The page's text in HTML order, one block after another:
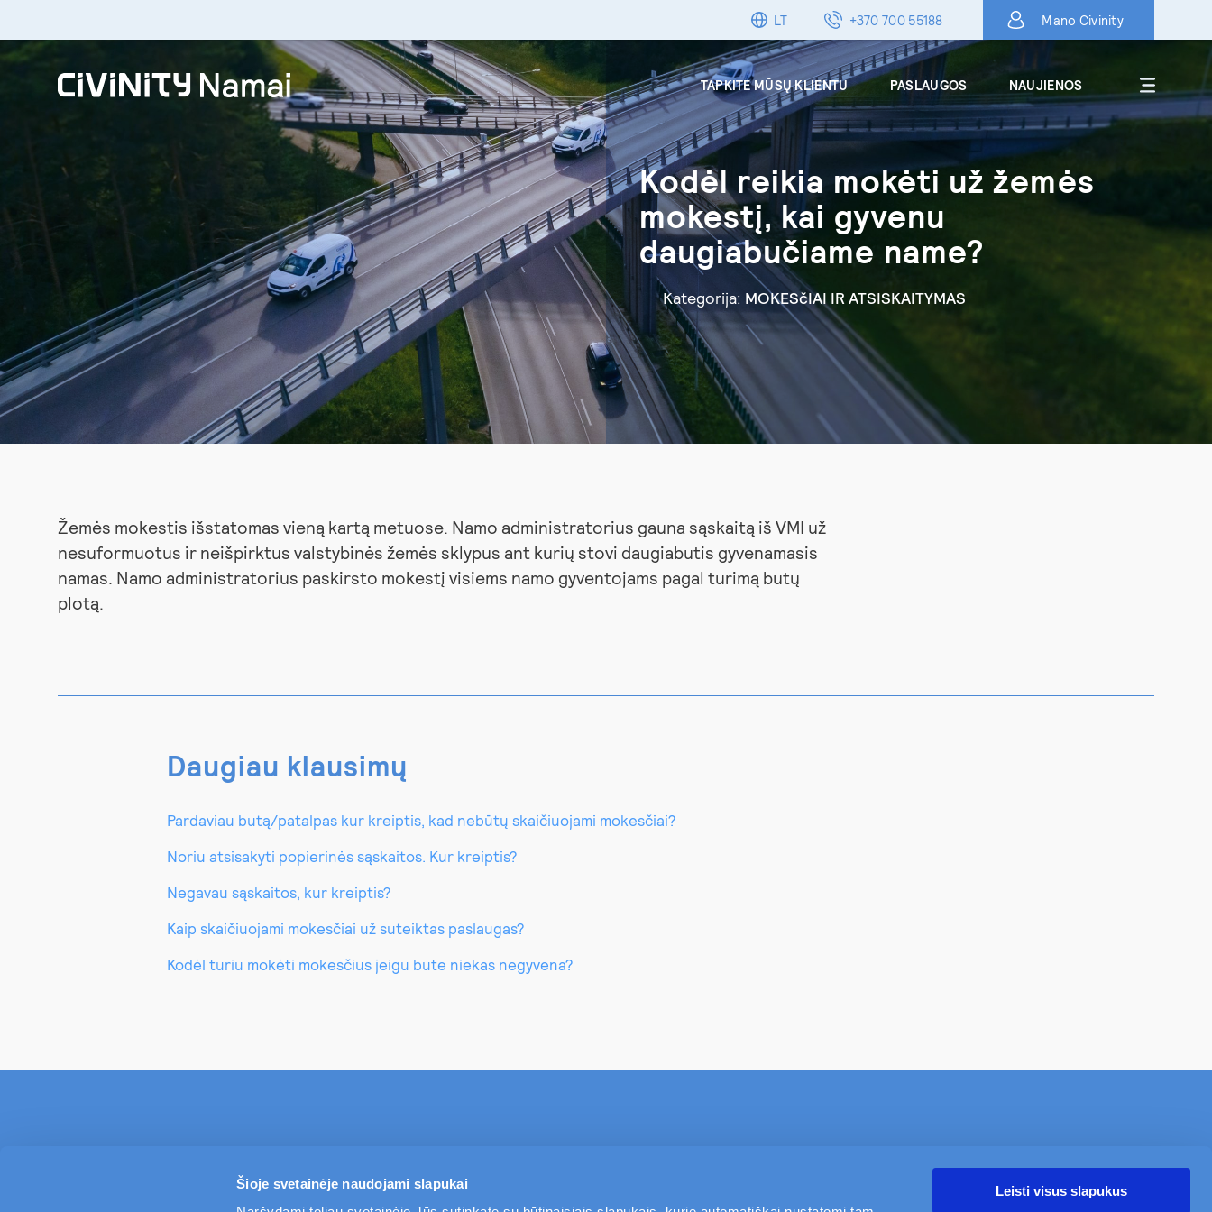
Šioje svetainėje naudojami slapukai
Leisti visus slapukus
LT +370 700 55188 Mano Civinity
TAPKITE MŪSŲ KLIENTU PASLAUGOS NAUJIENOS
Apie
DUK
Kontaktai
Skelbimai
Kodėl reikia mokėti už žemės
mokestį, kai gyvenu
daugiabučiame name?
Kategorija: MOKESčIAI IR ATSISKAITYMAS
Žemės mokestis išstatomas vieną kartą metuose. Namo administratorius gauna sąskaitą iš VMI už
nesuformuotus ir neišpirktus valstybinės žemės sklypus ant kurių stovi daugiabutis gyvenamasis
namas. Namo administratorius paskirsto mokestį visiems namo gyventojams pagal turimą butų
plotą.
Daugiau klausimų
Pardaviau butą/patalpas kur kreiptis, kad nebūtų skaičiuojami mokesčiai?
Noriu atsisakyti popierinės sąskaitos. Kur kreiptis?
Negavau sąskaitos, kur kreiptis?
Kaip skaičiuojami mokesčiai už suteiktas paslaugas?
Kodėl turiu mokėti mokesčius jeigu bute niekas negyvena?